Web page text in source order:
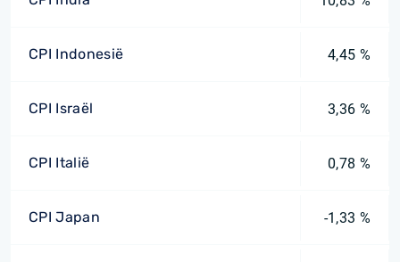
CPI Indonesië 4,45 %
CPI Israël 3,36 %
CPI Italië 0,78 %
CPI Japan -1,33 %